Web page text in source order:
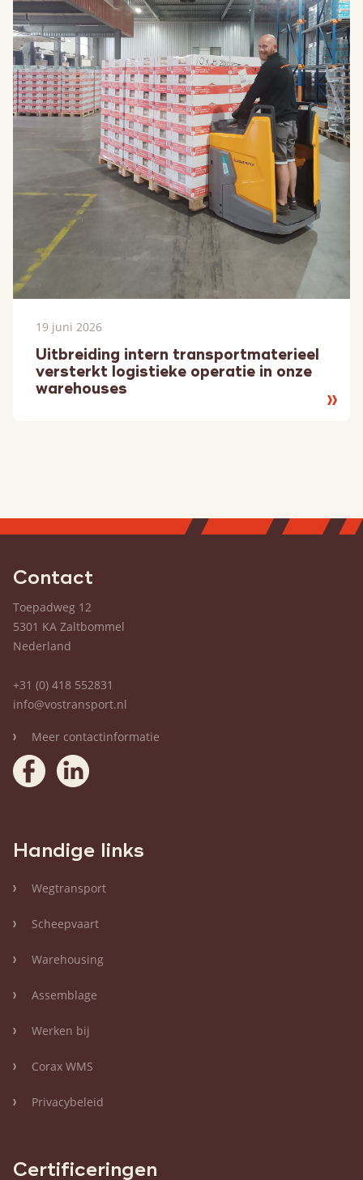
19 juni 2026
Uitbreiding intern transportmaterieel
versterkt logistieke operatie in onze
warehouses
Lees
Contact
Toepadweg 12
5301 KA Zaltbommel
Nederland
+31 (0) 418 552831
info@vostransport.nl
Meer contactinformatie
Handige links
Wegtransport
Scheepvaart
Warehousing
Assemblage
Werken bij
Corax WMS
Privacybeleid
Certificeringen